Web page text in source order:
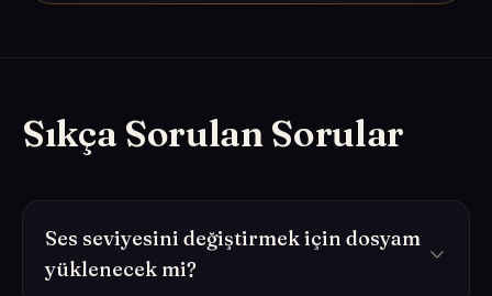
Sıkça Sorulan Sorular
Ses seviyesini değiştirmek için dosyam
yüklenecek mi?